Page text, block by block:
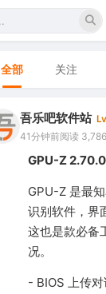
全部 关注
吾乐吧软件站
41分钟前阅读 3,786
GPU-Z 2.70.0
GPU-Z 是最
识别软件，界
这也是款必备
况。
- BIOS 上传